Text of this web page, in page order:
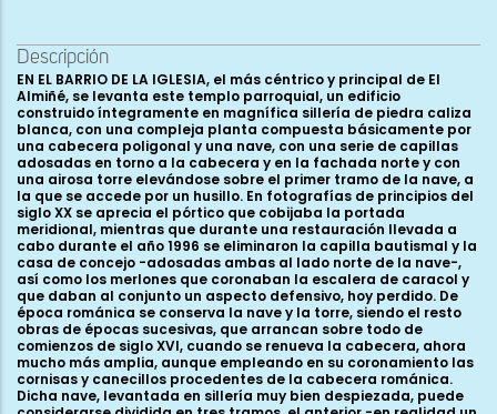
Descripción
EN EL BARRIO DE LA IGLESIA, el más céntrico y principal de El Almiñé, se levanta este templo parroquial, un edificio construido íntegramente en magnífica sillería de piedra caliza blanca, con una compleja planta compuesta básicamente por una cabecera poligonal y una nave, con una serie de capillas adosadas en torno a la cabecera y en la fachada norte y con una airosa torre elevándose sobre el primer tramo de la nave, a la que se accede por un husillo. En fotografías de principios del siglo XX se aprecia el pórtico que cobijaba la portada meridional, mientras que durante una restauración llevada a cabo durante el año 1996 se eliminaron la capilla bautismal y la casa de concejo -adosadas ambas al lado norte de la nave-, así como los merlones que coronaban la escalera de caracol y que daban al conjunto un aspecto defensivo, hoy perdido. De época románica se conserva la nave y la torre, siendo el resto obras de épocas sucesivas, que arrancan sobre todo de comienzos de siglo XVI, cuando se renueva la cabecera, ahora mucho más amplia, aunque empleando en su coronamiento las cornisas y canecillos procedentes de la cabecera románica. Dicha nave, levantada en sillería muy bien despiezada, puede considerarse dividida en tres tramos, el anterior -en realidad un falso crucero- soporta a la torre y sus muros prácticamente no son visibles desde el exterior, mientras que los dos tramos posteriores son mucho más cortos, separados por una pilastra a cada lado, siguiendo en todo una estructura prácticamente idéntica a la de San Pedro de Tejada. Estos paramentos arrancan de un corto y somero zócalo rematado en bocel, con los estrechos paños entre pilastras recorridos a media altura por una imposta ajedrezada de la que parten tres ventanales, dos en el lado sur y uno en el norte. Los tres ventanales siguen el mismo esquema: saetera rectangular enmarcada en arco doblado de medio punto, con la rosca exterior lisa, trasdosada por chambrana ajedrezada y con la interior formada por arco moldurado a base de bocel y caveto cargado con puntas de clavo, descansando sobre columnillas y acogiendo un pequeño tímpano. La ventana que se halla en el tramo oriental de la fachada sur fue destruida en buena parte cuando hacia el siglo XVIII se abrió la actual portada, pero la más occidental conserva su estructura completa, con las columnillas de basas áticas y capiteles de anchas hojas lisas rematadas en rollos o bolas y en el ábaco pequeños escudetes con estrellas talladas a bisel. Los cimacios son ajedrezados, prolongándose en impostas que recorren todo el paño, mientras que el tímpano se decora con perímetro perlado y cruz griega en el campo. Prácticamente idéntica es la única ventana que se abre en el muro norte, aunque en este caso de la cruz del tímpano parten algunos zarcillos. Dicha ventana se halla en el paño más occidental, mientras que en el oriental se abre una de las dos portadas románicas que conserva el edificio y que se encontraba cubierta por el baptisterio hasta la restauración de 1996. Es un arco de medio punto de a rquivoltas profusamente molduradas, que de adentro afuera se decoran de la siguiente manera: en primer lugar un grueso sogueado, le sigue una nacela rellena de motivos geométricos y figurados (cubos, rollos, rosetas, pitones y cabecitas felinas); a continuación una pequeña escocia con rosetas, zarcillos o ajedrezados; de nuevo se halla un bocel, al que sigue una escocia con puntas de clavo, para finalizar con otro sogueado que precede a la chambrana ajedrezada. Todo este sistema de arquivoltas descansa en cuatro columnillas acodilladas que parten del zócalo inferior que recorre el muro y se componen de basas áticas con bolas, fustes monolíticos y capiteles como los de las ventanas, aunque ahora con las hojas nervadas y acompañadas por pequeñas rosetas, mientras que los cimacios son ajedrezados, prolongándose hasta enlazar con la base de la chambrana. Su composición, presidida por los gruesos sogueados, nos remite en cierto modo a las portadas de Huidobro, Condado de Valdivielso, Valdenoceda y San Pedro de Tejada, iglesias con las que guarda por lo general también otras relaciones. Esta portada se halla a ras de muro, presentando además la particularidad de encontrarse descentrada en el propio paño. Un mutilado tejaroz la cubre, con una cornisa reconstruida, sostenida por cinco canes, de los que sólo dos son originales -además muy maltratados-, con formas geométricas rectangulares, rematadas en bolas o rollos perdidos. La otra portada se halla en el muro sur, bajo la torre y fue inutilizada cuando ante ella se construyó el husillo, obra que creemos ya gótica. Entonces este vano se macizó en buena parte y sólo se dejó un pequeño hueco para acceder a la escalera desde el interior del templo, aunque finalmente, ya con posterioridad a la Edad Media, al abrirse una nueva puerta en la base exterior del husillo, se cerró definitivamente. Hasta la restauración de 1996 un retablo barroco ocultaba en el interior el arco de medio punto peraltado de esta portada, mientras que su cara externa se llegaba a ver parcialmente dentro de la escalera de caracol, y a un costado del husillo, donde aflora el arco de medio punto moldurado con boceles y quizá trasdosado por una chambrana, que habría sido recortada. Muy llamativa es la fachada occidental, rematada en un hastial coronado por un piñón que se eleva por encima de la cubierta y culmina en una cruz. Hoy luce dos ventanas, una inferior, cuadrada, abierta en 1863, y otra superior, original románica, profusamente decorada. Consta ésta de saetera rectangular enmarcada en arco de medio punto abocinado, con tímpano central donde se ubican tres rosetas, la central de mayor tamaño. Bordea a este tímpano una moldura de grandes dientes de sierra abocelados, siguiendo a continuación un listel achaflanado cargado de hojas palmeadas que nacen de tallos sinuosos; tras esta cenefa hay otra de mayor anchura, aunque igualmente achaflanada, decorada con rombos, dando paso a un pequeño bocel y después a otra moldura dentada -con dientes mucho más pequeños-, y finalmente a la chambrana con ovas de tres hojitas. Las arquivoltas descansan en cuatro columnillas acodilladas, cuyos capiteles exteriores siguen la misma composición vegetal de los de las otras ventanas -hojas lisas en el norte y nervadas en el sur-, mientras que los interiores presentan a un águila frontal con las alas abiertas en el septentrional y dos gallináceas -sin duda dos pavos, a juzgar por el tipo de cresta y cola- en el meridional, completándose con unos cimacios de grueso bocel. Cubre a la ventana un pequeño tejaroz con cornisa de pitones y cinco canecillos, el más septentrional con un rectángulo rematado en rollo, y los otros cuatro con figuraciones animales: una cabeza de ciervo y tres cuadrúpedos, uno de los cuales parece ser un cerdo. Esta ventana posiblemente sea el elemento más significativo y conocido de esta iglesia de San Nicolás, constituyendo por otro lado el ejemplar más desarrollado de un tipo de ventanal que encontramos también en el mismo Valle de Valdivielso -como ocurre en Ta rtalés de los Montes-, pero igualmente en las más alejadas tierras de Villadiego, cual es el caso de Arenillas de Villadiego o Villaute. En común además con este último lugar comparte El Almiñé la presencia de esas parejas de gallináceas con estilizada cresta recta y plumaje de cola igualmente recto, que también se hallan en Condado de Valdivielso o en Huidobro . Por lo que respecta al alero de la nave, ha sufrido mucho por los añadidos posteriores, al norte por la casa concejo y al sur por el pórtico dieciochesco que fue desmantelado a mediados del siglo XX. En la fachada septentrional se conserva parcialmente la cornisa ajedrezada, con seis canes originales, dos de ellos con mutiladas figuras humanas, tres con cuadrúpedos -entre ellos un cerdo- y finalmente una cabeza de ciervo muy deteriorada. En el muro meridional la cornisa ajedrezada prácticamente está perdida -habiéndose reconstruido con formas lisas durante la restauración-, conservando sólo la parte que, como en el norte, giraba hacia el hastial y manteniendo una docena de canecillos, varios de ellos de dobles nacelas combinadas con figuras geométricas, además de al menos dos con restos de animales. Debió ser a comienzos del siglo XVI cuando se produjo la renovación de la cabecera, incorporándose parte del viejo alero en la nueva fábrica. De este modo la cornisa que hoy vemos combina piezas de nacela simple con otras ajedrezadas, de nacela con pitones y con un sogueado que nos remite a la decoración de la portada norte, el mismo sogueado con el que se decora también toda la cornisa de las cabeceras de San Pedro de Tejada y de San Martín de Elines. Los canecillos son en total 43, la mayoría de ancho formato de nacela, sin duda tallados a la vez que se levantó la cabecera, como demuestran los situados en los ángulos; entre los demás hay tres cabezas humanas de aspecto g rotesco, situadas en el lado norte, que también serían de época gótica, mientras que claramente románicos serían 17, once de ellos en el lado sur y seis en el norte. Son estos últimos los más visibles y mejor conservados, de buena talla, re p resentando de oeste a este los siguientes motivos: cabeza grotesca tocada con casco, posible grifo, león, pareja de cuadrúpedos -¿perros?- en lucha, toro, ave, peón lancero tocando el cuerno, saltimbanqui con cinturón de refuerzo dorsal, liebre, cabeza humana y ciervo. A todos ellos habría que sumar otro canecillo románico más, reutilizado durante la construcción del husillo y que re presenta a otro cuadrúpedo. La airosa torre que se alza en el primer tramo de la nave, o falso crucero, es posiblemente la obra más sobresaliente de todo el conjunto, dada la dificultad constructiva que supone y sobre todo por el complejo sistema de ventanales y columnas que muestra y que la convierte posiblemente en una de las mejores torres románicas de la región dentro de este tipo. La imagen que deb